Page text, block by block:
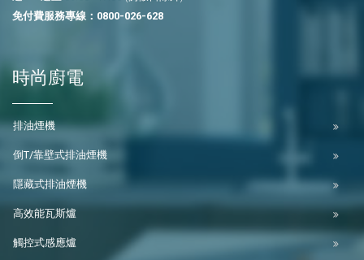
免付費服務專線： 0800-026-628
時尚廚電
排油煙機
倒T/靠壁式排油煙機
隱藏式排油煙機
高效能瓦斯爐
觸控式感應爐